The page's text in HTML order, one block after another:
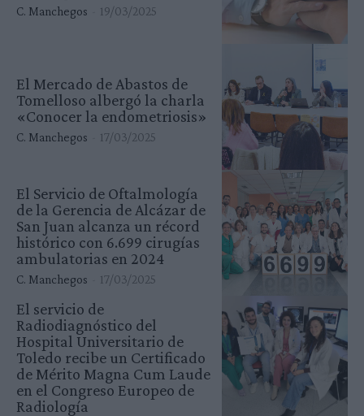
C. Manchegos 19/03/2025
El Mercado de Abastos de
Tomelloso albergó la charla
«Conocer la endometriosis»
C. Manchegos 17/03/2025
El Servicio de Oftalmología
de la Gerencia de Alcázar de
San Juan alcanza un récord
histórico con 6.699 cirugías
ambulatorias en 2024
C. Manchegos 17/03/2025
El servicio de
Radiodiagnóstico del
Hospital Universitario de
Toledo recibe un Certificado
de Mérito Magna Cum Laude
en el Congreso Europeo de
Radiología